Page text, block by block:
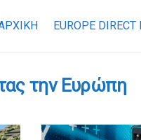
EUROPE DIRECT
την Ευρώπη